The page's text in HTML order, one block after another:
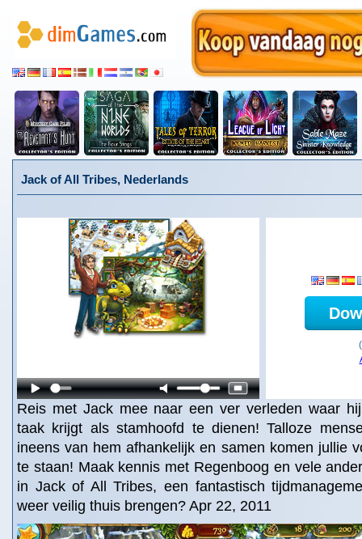
Jack of All Tribes, Nederlands
Reis met Jack mee naar een ver verleden waar
taak krijgt als stamhoofd te dienen! Talloze
ineens van hem afhankelijk en samen komen jullie
te staan! Maak kennis met Regenboog en vele
in Jack of All Tribes, een fantastisch
weer veilig thuis brengen? Apr 22, 2011